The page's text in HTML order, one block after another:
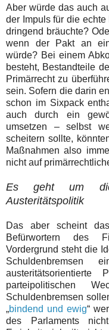
Aber würde das auch
der Impuls für die
dringend bräuchte?
wenn der Pakt an
würde? Bei einem
besteht, Bestandteile
Primärrecht zu
sein. Sofern die darin
schon im Sixpack
auch durch ein
umsetzen – selbst
scheitern sollte,
Maßnahmen also
nicht auf
Es geht um die
Austeritätspolitik
Das aber scheint
Befürwortern des
Vordergrund steht die
Schuldenbremsen
austeritätsorientierte
parteipolitischen
Schuldenbremsen
„bindend und ewig“
des Parlaments